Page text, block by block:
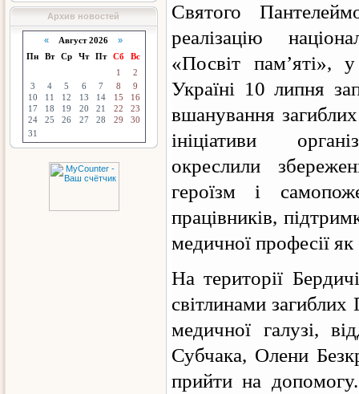
Архив новостей
« Август 2026»
Пн
Вт Ср Чт Пт Сб
Вс
1
2
3
4 5 6 7 8
9
10
11 12 13 14 15
16
17
18 19 20 21 22
23
24
25 26 27 28 29
30
31
Святого
реалізацію
«Посвіт пам’яті»,
Україні 10 липня
вшанування
ініціативи
окреслили
героїзм і
працівників,
медичної професії
На території
світлинами
медичної галузі,
Субчака, Олени
прийти на